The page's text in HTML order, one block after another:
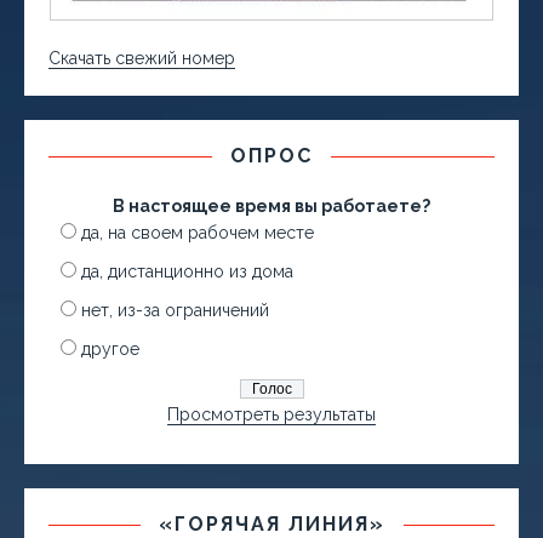
Скачать свежий номер
ОПРОС
В настоящее время вы работаете?
да, на своем рабочем месте
да, дистанционно из дома
нет, из-за ограничений
другое
Просмотреть результаты
«ГОРЯЧАЯ ЛИНИЯ»